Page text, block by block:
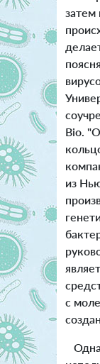
затем
Bio.
из
с